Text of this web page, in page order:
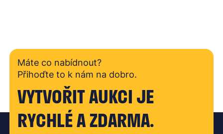
Máte co nabídnout?
Přihoďte to k nám na dobro.
VYTVOŘIT AUKCI JE
RYCHLÉ A ZDARMA.